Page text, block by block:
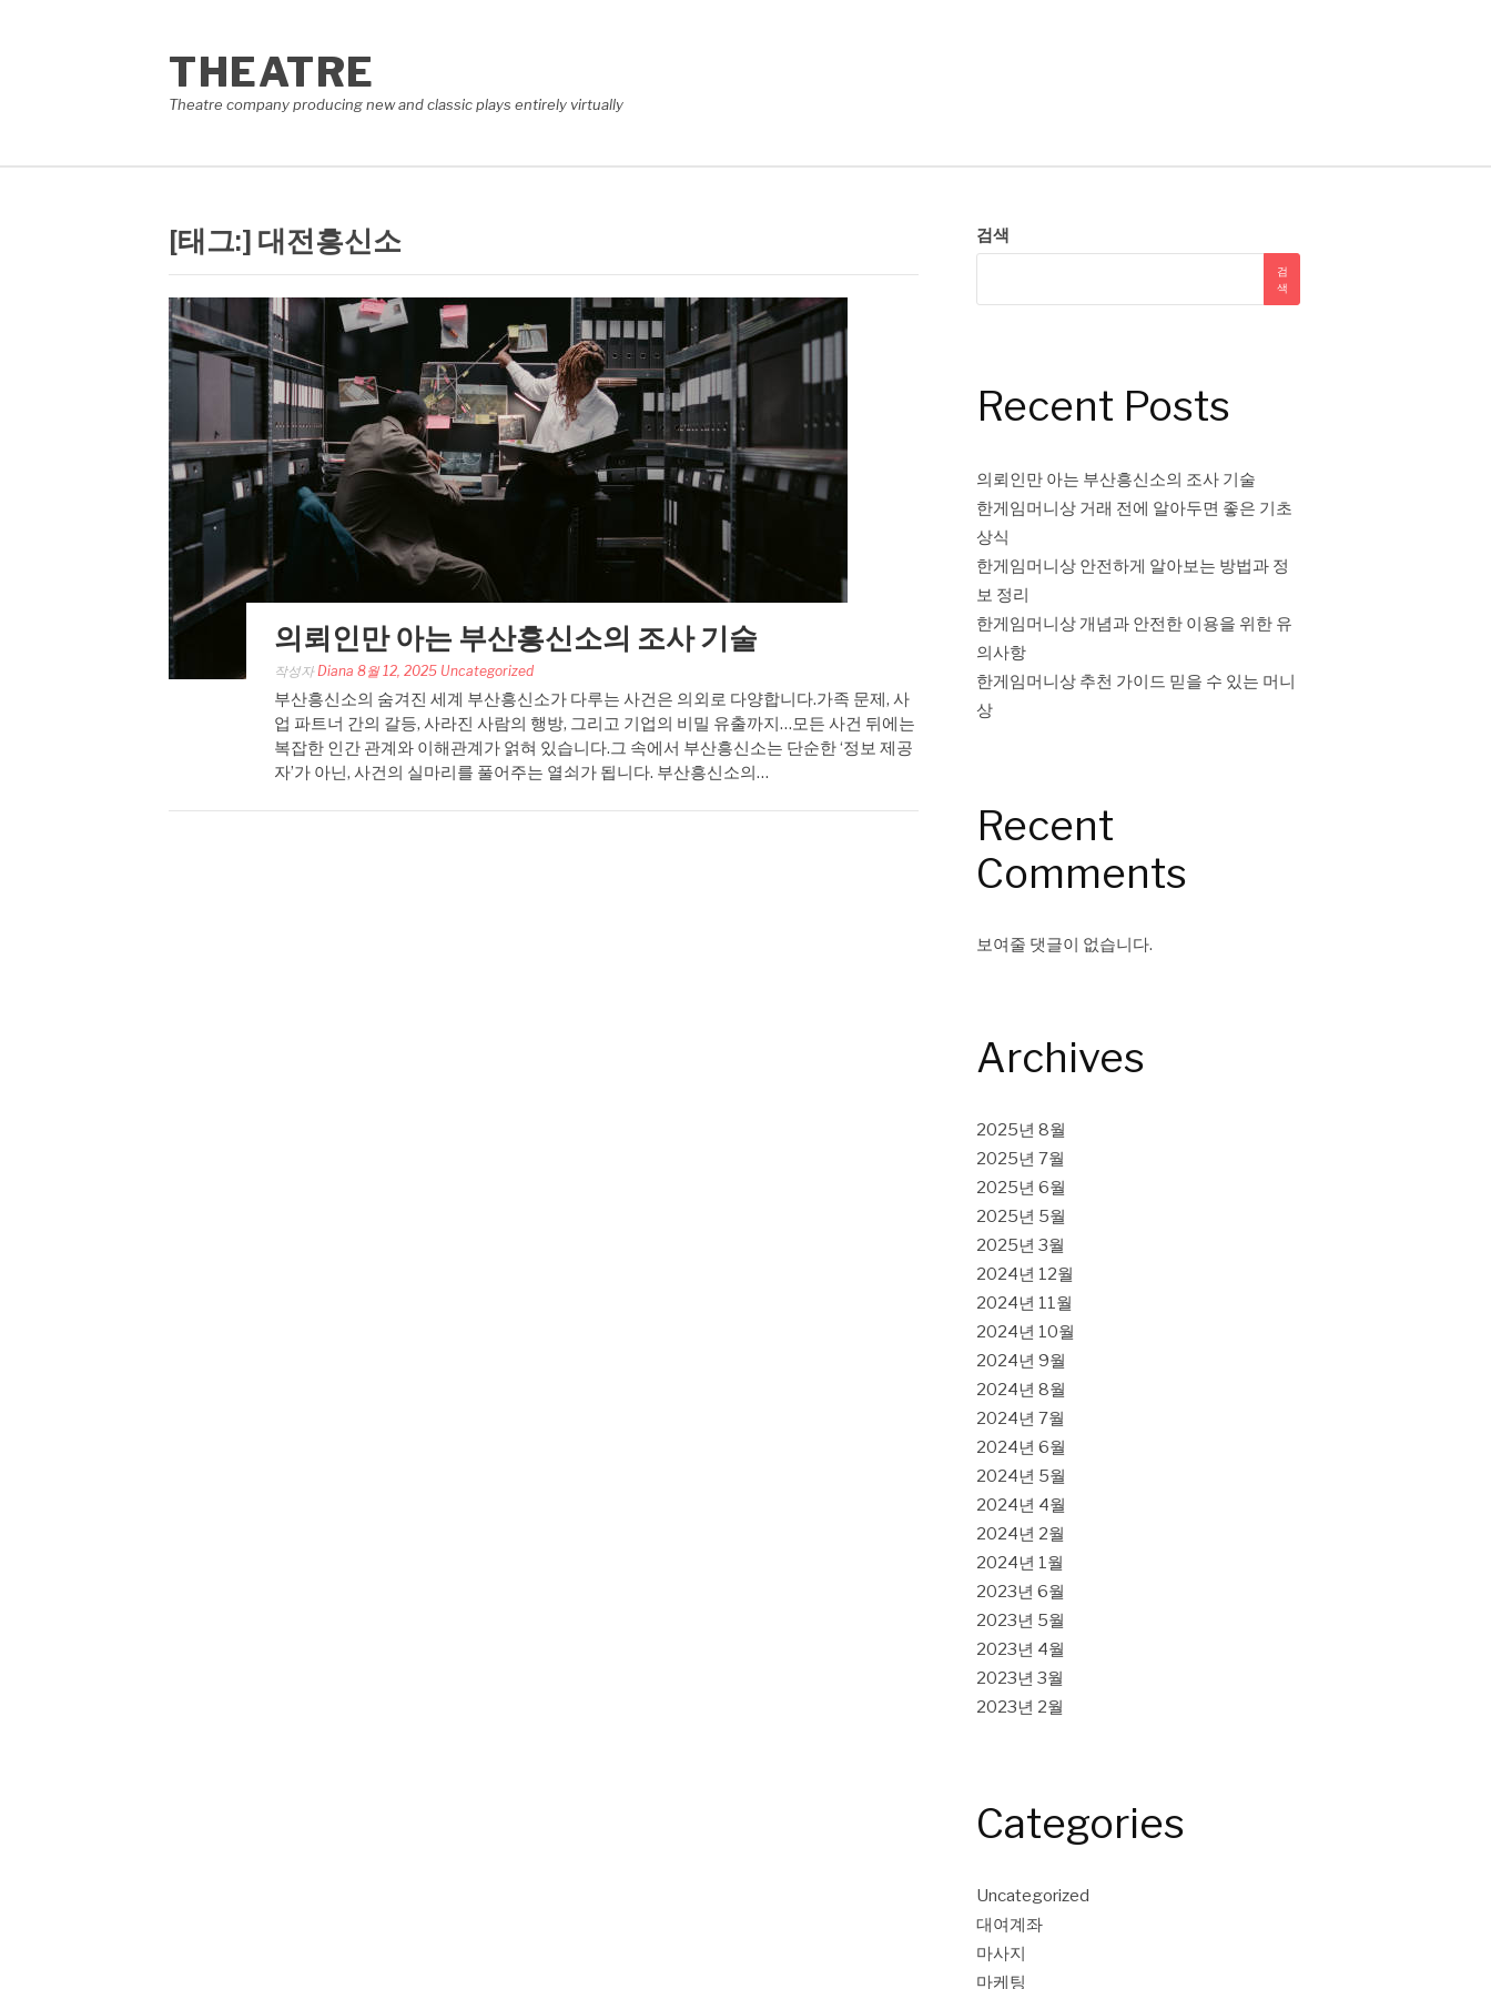
THEATRE
Theatre company producing new and classic plays entirely virtually
[태그:] 대전흥신소
의뢰인만 아는 부산흥신소의 조사 기술
작성자 Diana 8월 12, 2025 Uncategorized
부산흥신소의 숨겨진 세계 부산흥신소가 다루는 사건은 의외로 다양합니다.가족 문제, 사
업 파트너 간의 갈등, 사라진 사람의 행방, 그리고 기업의 비밀 유출까지…모든 사건 뒤에는
복잡한 인간 관계와 이해관계가 얽혀 있습니다.그 속에서 부산흥신소는 단순한 ‘정보 제공
자’가 아닌, 사건의 실마리를 풀어주는 열쇠가 됩니다. 부산흥신소의…
검색
검
색
Recent Posts
의뢰인만 아는 부산흥신소의 조사 기술
한게임머니상 거래 전에 알아두면 좋은 기초
상식
한게임머니상 안전하게 알아보는 방법과 정
보 정리
한게임머니상 개념과 안전한 이용을 위한 유
의사항
한게임머니상 추천 가이드 믿을 수 있는 머니
상
Recent
Comments
보여줄 댓글이 없습니다.
Archives
2025년 8월
2025년 7월
2025년 6월
2025년 5월
2025년 3월
2024년 12월
2024년 11월
2024년 10월
2024년 9월
2024년 8월
2024년 7월
2024년 6월
2024년 5월
2024년 4월
2024년 2월
2024년 1월
2023년 6월
2023년 5월
2023년 4월
2023년 3월
2023년 2월
Categories
Uncategorized
대여계좌
마사지
마케팅